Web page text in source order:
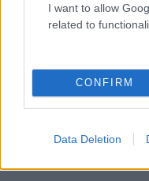
I want to allow
related to
CONFIRM
Data Deletion
Išči